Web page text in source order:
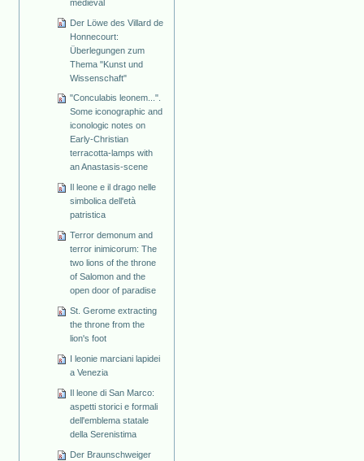
médiéval
Der Löwe des Villard de
Honnecourt:
Überlegungen zum
Thema "Kunst und
Wissenschaft"
"Conculabis leonem...".
Some iconographic and
iconologic notes on
Early-Christian
terracotta-lamps with
an Anastasis-scene
Il leone e il drago nelle
simbolica dell'età
patristica
Terror demonum and
terror inimicorum: The
two lions of the throne
of Salomon and the
open door of paradise
St. Gerome extracting
the throne from the
lion's foot
I leonie marciani lapidei
a Venezia
Il leone di San Marco:
aspetti storici e formali
dell'emblema statale
della Serenistima
Der Braunschweiger